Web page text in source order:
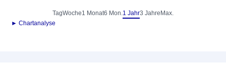
TagWoche1 Monat6 Mon.1 Jahr3 Jahre Max.
► Chartanalyse